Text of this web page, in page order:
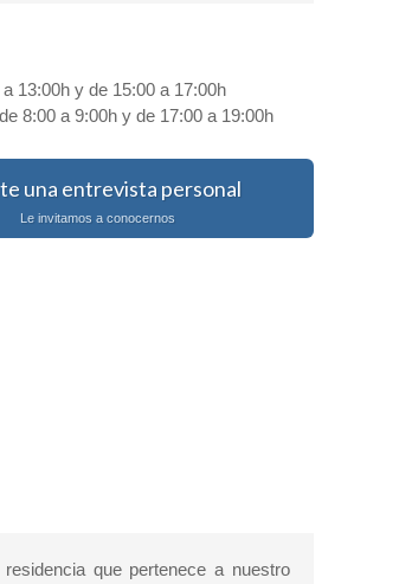
13:00h y de 15:00 a 17:00h
8:00 a 9:00h y de 17:00 a 19:00h
una entrevista personal
Le invitamos a conocernos
que pertenece a nuestro